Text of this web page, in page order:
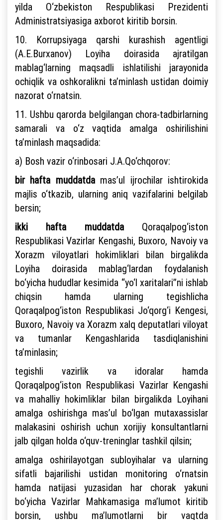
yilda O‘zbekiston Respublikasi Prezidenti
Administratsiyasiga axborot kiritib borsin.
10. Korrupsiyaga qarshi kurashish agentligi
(A.E.Burxanov) Loyiha doirasida ajratilgan
mablag‘larning maqsadli ishlatilishi jarayonida
ochiqlik va oshkoralikni ta’minlash ustidan doimiy
nazorat o‘rnatsin.
11. Ushbu qarorda belgilangan chora-tadbirlarning
samarali va o‘z vaqtida amalga oshirilishini
ta’minlash maqsadida:
a) Bosh vazir o‘rinbosari J.A.Qo‘chqorov:
bir hafta muddatdamas’ul ijrochilar ishtirokida
majlis o‘tkazib, ularning aniq vazifalarini belgilab
bersin;
ikki hafta muddatdaQoraqalpog‘iston
Respublikasi Vazirlar Kengashi, Buxoro, Navoiy va
Xorazm viloyatlari hokimliklari bilan birgalikda
Loyiha doirasida mablag‘lardan foydalanish
bo‘yicha hududlar kesimida “yo‘l xaritalari”ni ishlab
chiqsin hamda ularning tegishlicha
Qoraqalpog‘iston Respublikasi Jo‘qorg‘i Kengesi,
Buxoro, Navoiy va Xorazm xalq deputatlari viloyat
va tumanlar Kengashlarida tasdiqlanishini
ta’minlasin;
tegishli vazirlik va idoralar hamda
Qoraqalpog‘iston Respublikasi Vazirlar Kengashi
va mahalliy hokimliklar bilan birgalikda Loyihani
amalga oshirishga mas’ul bo‘lgan mutaxassislar
malakasini oshirish uchun xorijiy konsultantlarni
jalb qilgan holda o‘quv-treninglar tashkil qilsin;
amalga oshirilayotgan subloyihalar va ularning
sifatli bajarilishi ustidan monitoring o‘rnatsin
hamda natijasi yuzasidan har chorak yakuni
bo‘yicha Vazirlar Mahkamasiga ma’lumot kiritib
borsin, ushbu ma’lumotlarni bir vaqtda